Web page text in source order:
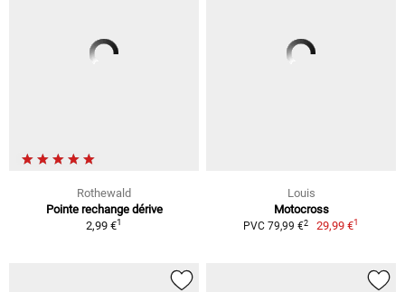
Rothewald
Pointe rechange dérive
2,99 €1
Louis
Motocross
PVC 79,99 €2 29,99 €1